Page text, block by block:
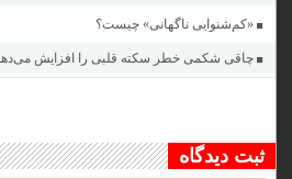
«کم‌شنوایی ناگهانی» چیست؟
چاقی شکمی خطر سکته قلبی را افزایش می‌دهد
ثبت دیدگاه